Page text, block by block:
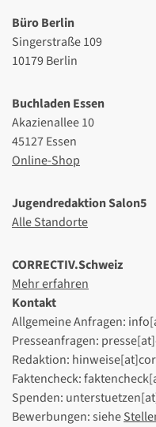
Büro Berlin
Singerstraße 109
10179 Berlin
Buchladen Essen
Akazienallee 10
45127 Essen
Online-Shop
Jugendredaktion Salon5
Alle Standorte
CORRECTIV.Schweiz
Mehr erfahren
Kontakt
Allgemeine Anfragen:
Presseanfragen:
Redaktion:
Faktencheck:
Spenden:
Bewerbungen: siehe